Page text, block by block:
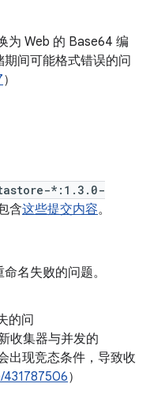
为 Web 的 Base64 编
间可能格式错误的问
）
*:1.3.0-
含这些提交内容。
名失败的问题。
的问
收集器与并发的
出现竞态条件，导致收
431787506）